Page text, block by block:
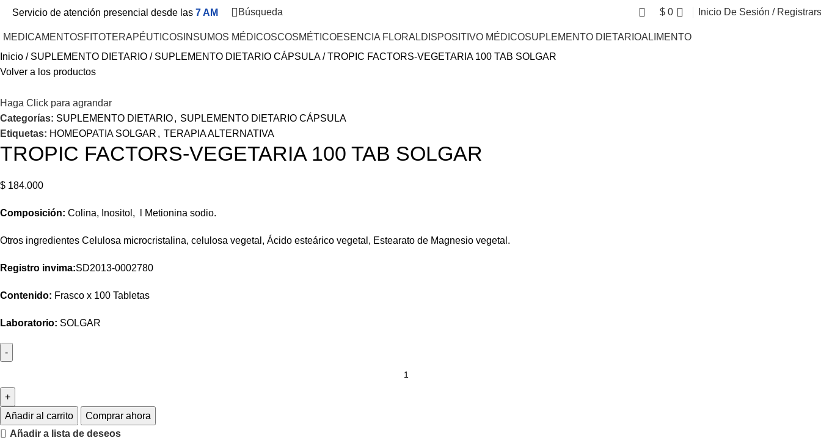
Servicio de atención presencial desde las 7 AM Búsqueda $ 0 Inicio De Sesión /
MEDICAMENTOSFITOTERAPÉUTICOS INSUMOS MÉDICOSCOSMÉTICOESENCIA FLORALDISPOSITIVO MÉDICOSUPLEMENTO DIETARIOALIMENTO
Inicio
SUPLEMENTO DIETARIO SUPLEMENTO DIETARIO CÁPSULA
TROPIC FACTORS-VEGETARIA 100 TAB SOLGAR
Volver a los productos
Haga Click para agrandar
Categorías: SUPLEMENTO DIETARIO, SUPLEMENTO DIETARIO CÁPSULA
Etiquetas: HOMEOPATIA SOLGAR , TERAPIA ALTERNATIVA
TROPIC FACTORS-VEGETARIA 100 TAB SOLGAR
$ 184.000
Composición: Colina, Inositol, l Metionina sodio.
Otros ingredientes Celulosa microcristalina, celulosa vegetal, Ácido esteárico vegetal, Estearato de Magnesio vegetal.
Registro invima:SD2013-0002780
Contenido: Frasco x 100 Tabletas
Laboratorio: SOLGAR
Añadir al carrito
Comprar ahora
Añadir a lista de deseos